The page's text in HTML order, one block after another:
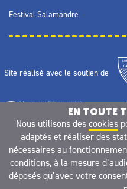
Festival Salamandre
Site réalisé avec le soutien de
EN TOUTE
Nous utilisons des cookies
adaptés et réaliser des
nécessaires au
conditions, à la mesure
déposés qu’avec votre